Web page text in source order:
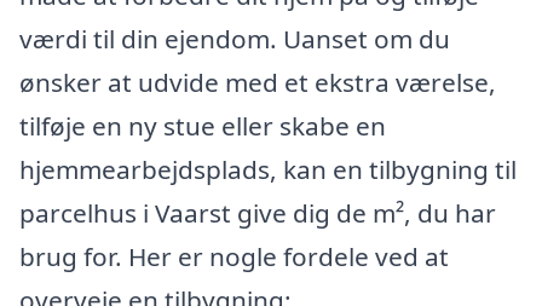
værdi til din ejendom. Uanset om du
ønsker at udvide med et ekstra værelse,
tilføje en ny stue eller skabe en
hjemmearbejdsplads, kan en tilbygning til
parcelhus i Vaarst give dig de m², du har
brug for. Her er nogle fordele ved at